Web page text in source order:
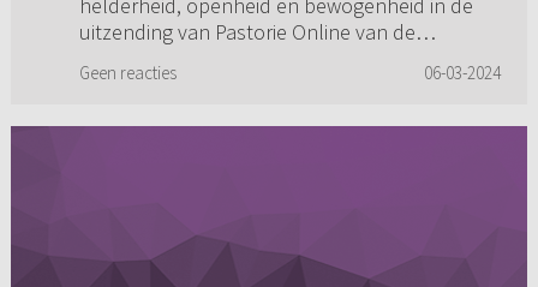
helderheid, openheid en bewogenheid in de
uitzending van Pastorie Online van de
graag het volgende voorleggen. A...
Geen reacties 06-03-2024